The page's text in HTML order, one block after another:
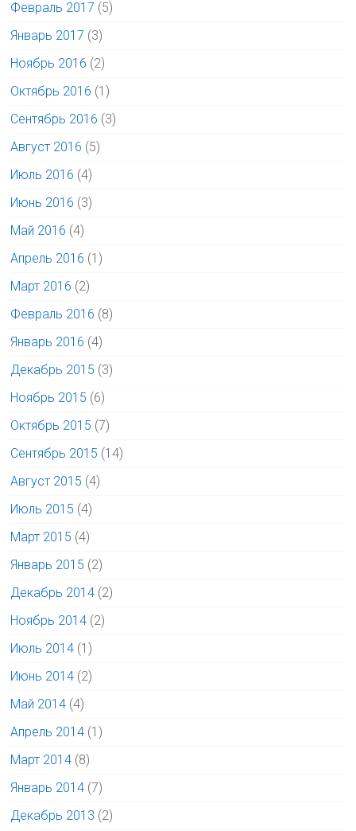
Февраль 2017 (5)
Январь 2017 (3)
Ноябрь 2016 (2)
Октябрь 2016 (1)
Сентябрь 2016 (3)
Август 2016 (5)
Июль 2016 (4)
Июнь 2016 (3)
Май 2016 (4)
Апрель 2016 (1)
Март 2016 (2)
Февраль 2016 (8)
Январь 2016 (4)
Декабрь 2015 (3)
Ноябрь 2015 (6)
Октябрь 2015 (7)
Сентябрь 2015 (14)
Август 2015 (4)
Июль 2015 (4)
Март 2015 (4)
Январь 2015 (2)
Декабрь 2014 (2)
Ноябрь 2014 (2)
Июль 2014 (1)
Июнь 2014 (2)
Май 2014 (4)
Апрель 2014 (1)
Март 2014 (8)
Январь 2014 (7)
Декабрь 2013 (2)